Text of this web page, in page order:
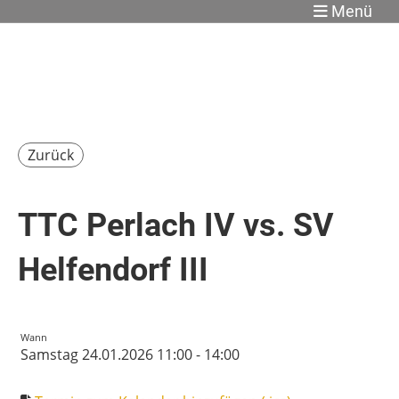
Menü
Zurück
TTC Perlach IV vs. SV
Helfendorf III
Wann
Samstag 24.01.2026 11:00 - 14:00